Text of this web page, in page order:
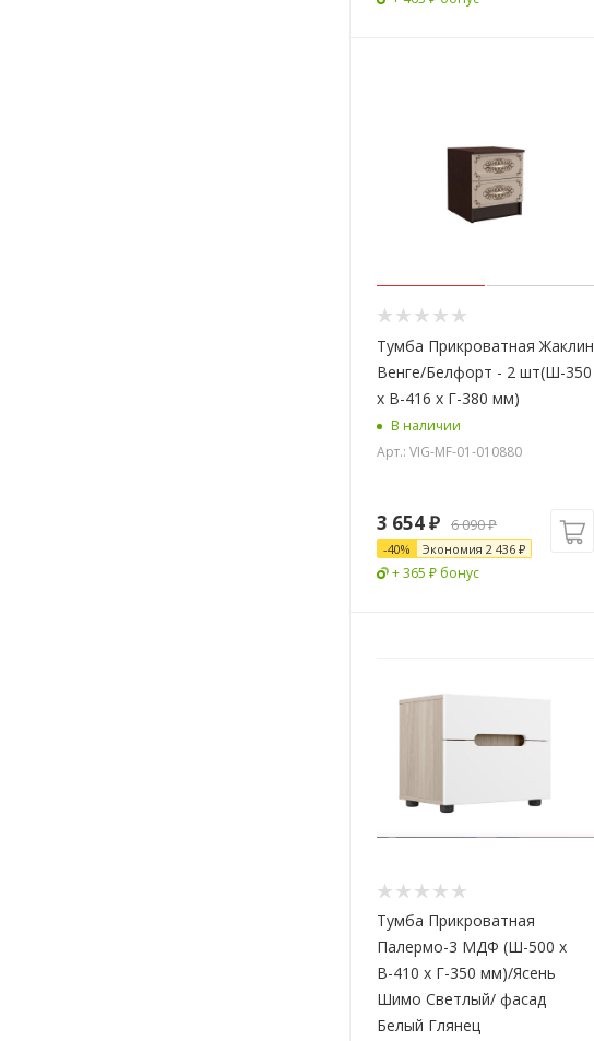
Тумба Прикроватная Жаклин
Венге/Белфорт - 2 шт(Ш-350
х В-416 х Г-380 мм)
В наличии
Арт.: VIG-MF-01-010880
3 654₽ 6 090₽
-40% Экономия 2 436 ₽
+ 365 ₽ бонус
Тумба Прикроватная
Палермо-3 МДФ (Ш-500 х
В-410 х Г-350 мм)/Ясень
Шимо Светлый/ фасад
Белый Глянец